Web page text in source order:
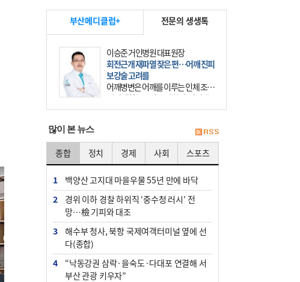
부산메디클럽+ 전문의 생생톡
이승준 거인병원 대표원장
회전근개 재파열 잦은 편…어깨 진피
보강술 고려를
어깨병변은 어깨를 이루는 인체 조직
에 발생하는 손상을 말한다. 여기에
는 오십견과 회전근개 증후군, 어깨
많이 본 뉴스
종합 정치 경제 사회 스포츠
1
백양산 고지대 마을우물 55년 만에 바닥
2
경위 이하 경찰 하위직 ‘중수청 러시’ 전
망…檢 기피와 대조
3
해수부 청사, 북항 국제여객터미널 옆에 선
다(종합)
4
“낙동강권 삼락·을숙도·다대포 연결해 서
부산 관광 키우자”